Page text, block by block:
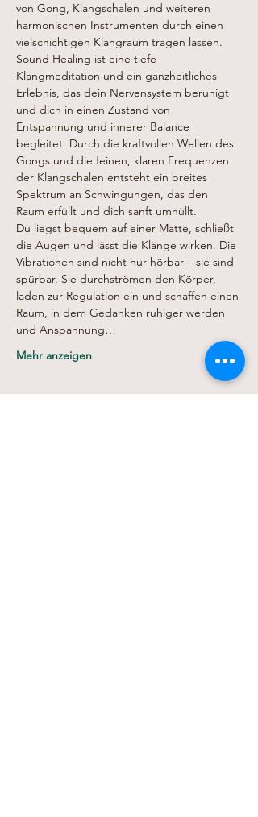
von Gong, Klangschalen und weiteren
harmonischen Instrumenten durch einen
vielschichtigen Klangraum tragen lassen.
Sound Healing ist eine tiefe
Klangmeditation und ein ganzheitliches
Erlebnis, das dein Nervensystem beruhigt
und dich in einen Zustand von
Entspannung und innerer Balance
begleitet. Durch die kraftvollen Wellen des
Gongs und die feinen, klaren Frequenzen
der Klangschalen entsteht ein breites
Spektrum an Schwingungen, das den
Raum erfüllt und dich sanft umhüllt.
Du liegst bequem auf einer Matte, schließt
die Augen und lässt die Klänge wirken. Die
Vibrationen sind nicht nur hörbar – sie sind
spürbar. Sie durchströmen den Körper,
laden zur Regulation ein und schaffen einen
Raum, in dem Gedanken ruhiger werden
und Anspannung…
Mehr anzeigen